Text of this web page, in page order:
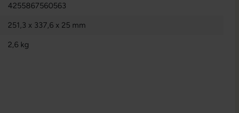
4255867560563
251,3 x 337,6 x 25 mm
2,6 kg